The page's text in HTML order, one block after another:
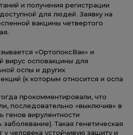
и получения регистрации
для людей. Заявку на
вакцины четвертого
«ОртопоксВак» и
вирус осповакцины для
оспы и других
(к которым относится и оспа
прокомментировали, что
последовательно «выключив» в
генов вирулентности
Такая генетическая
человека устойчивую защиту и